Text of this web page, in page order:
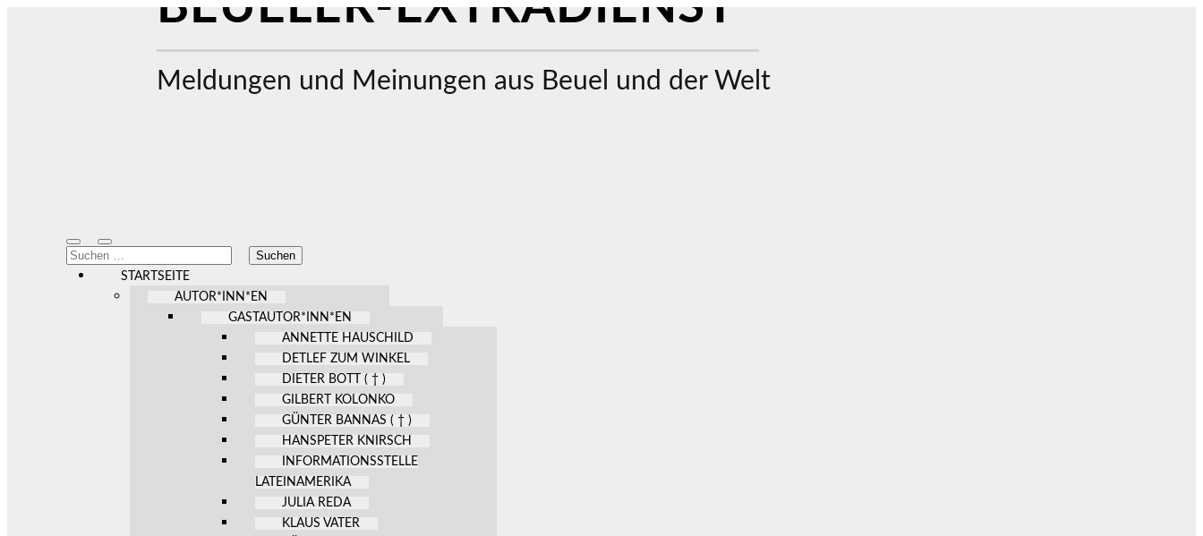
Meldungen und Meinungen aus Beuel und der Welt
Mobile-
Menü
ein-/ausblenden
Suchfeld
ein-/ausblenden
Suchen
nach:
STARTSEITE
AUTOR*INN*EN
GASTAUTOR*INN*EN
ANNETTE HAUSCHILD
DETLEF ZUM WINKEL
DIETER BOTT ( † )
GILBERT KOLONKO
GÜNTER BANNAS ( † )
HANSPETER KNIRSCH
INFORMATIONSSTELLE
LATEINAMERIKA
JULIA REDA
KLAUS VATER